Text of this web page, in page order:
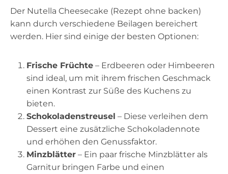
Der Nutella Cheesecake (Rezept ohne backen)
kann durch verschiedene Beilagen bereichert
werden. Hier sind einige der besten Optionen:
Frische Früchte – Erdbeeren oder Himbeeren
sind ideal, um mit ihrem frischen Geschmack
einen Kontrast zur Süße des Kuchens zu
bieten.
Schokoladenstreusel – Diese verleihen dem
Dessert eine zusätzliche Schokoladennote
und erhöhen den Genussfaktor.
Minzblätter – Ein paar frische Minzblätter als
Garnitur bringen Farbe und einen